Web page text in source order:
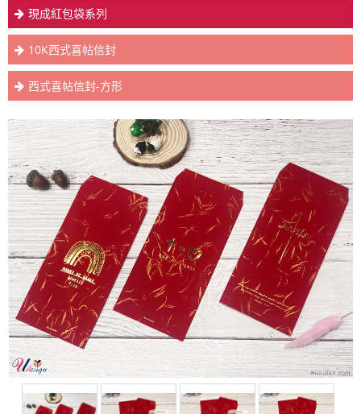
現成紅包袋系列
10K西式喜帖信封
西式喜帖信封-方形